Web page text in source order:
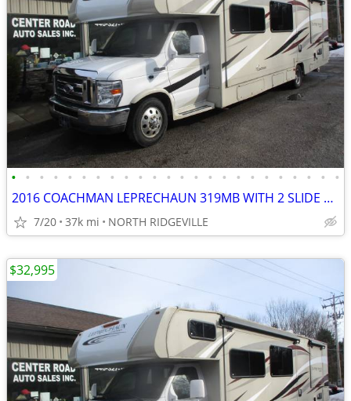
• • • • • • • • • • • • • • • • • • • • • • • •
2016 COACHMAN LEPRECHAUN 319MB WITH 2 SLIDE OUTS
7/20 37k mi NORTH RIDGEVILLE
$32,995